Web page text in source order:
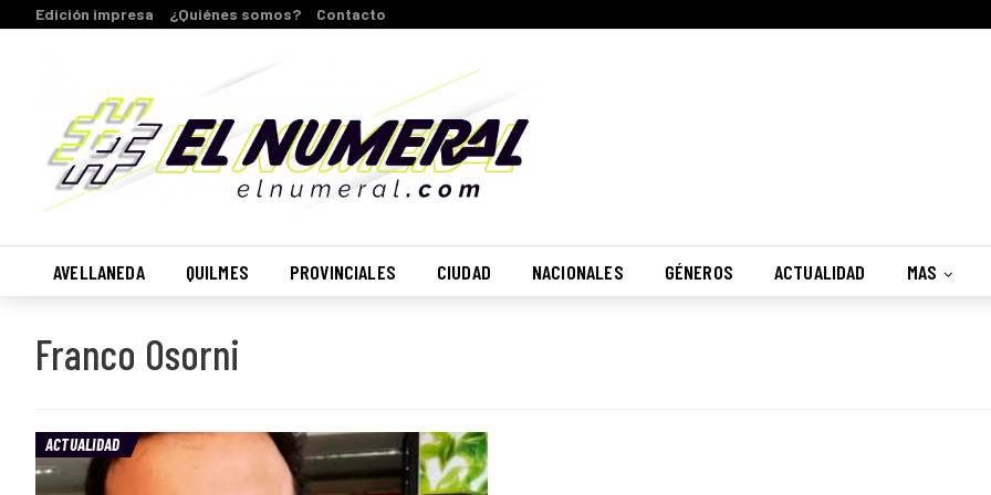
Edición impresa ¿Quiénes somos? Contacto
AVELLANEDA QUILMES PROVINCIALES CIUDAD NACIONALES GÉNEROS ACTUALIDAD MAS
Franco Osorni
ACTUALIDAD